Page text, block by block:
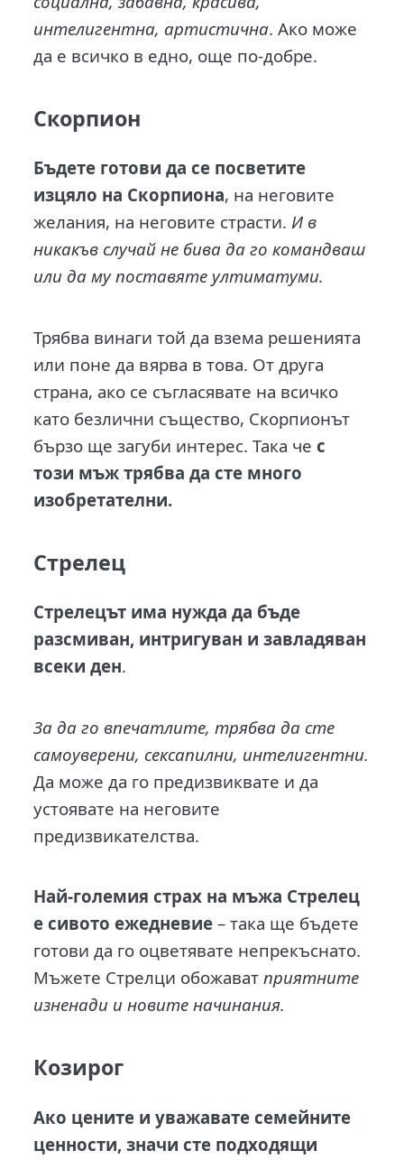
интелигентна, артистична. Ако може
да е всичко в едно, още по-добре.
Скорпион
Бъдете готови да се посветите
изцяло на Скорпиона, на неговите
желания, на неговите страсти. И в
никакъв случай не бива да го командваш
или да му поставяте ултиматуми.
Трябва винаги той да взема решенията
или поне да вярва в това. От друга
страна, ако се съгласявате на всичко
като безлични същество, Скорпионът
бързо ще загуби интерес. Така чес
този мъж трябва да сте много
изобретателни.
Стрелец
Стрелецът има нужда да бъде
разсмиван, интригуван и завладяван
всеки ден.
За да го впечатлите, трябва да сте
самоуверени, сексапилни, интелигентни.
Да може да го предизвиквате и да
устоявате на неговите
предизвикателства.
Най-големия страх на мъжа Стрелец
е сивото ежедневие – така ще бъдете
готови да го оцветявате непрекъснато.
Мъжете Стрелци обожаватприятните
изненади и новите начинания.
Козирог
Ако цените и уважавате семейните
ценности, значи сте подходящи